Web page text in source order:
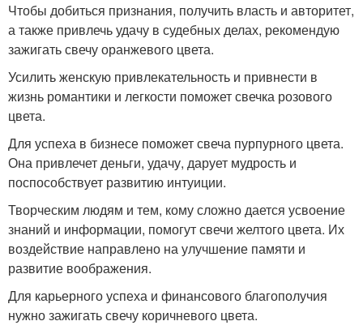
Чтобы добиться признания, получить власть и авторитет,
а также привлечь удачу в судебных делах, рекомендую
зажигать свечу оранжевого цвета.
Усилить женскую привлекательность и привнести в
жизнь романтики и легкости поможет свечка розового
цвета.
Для успеха в бизнесе поможет свеча пурпурного цвета.
Она привлечет деньги, удачу, дарует мудрость и
поспособствует развитию интуиции.
Творческим людям и тем, кому сложно дается усвоение
знаний и информации, помогут свечи желтого цвета. Их
воздействие направлено на улучшение памяти и
развитие воображения.
Для карьерного успеха и финансового благополучия
нужно зажигать свечу коричневого цвета.